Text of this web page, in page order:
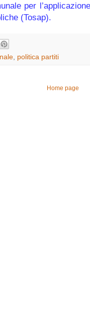
per
(Tosap).
politica partiti
Home page